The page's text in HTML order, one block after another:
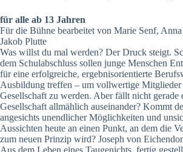
für alle ab 13 Jahren
Für die Bühne bearbeitet von Marie Senf,
Jakob Plutte
Was willst du mal werden? Der Druck steigt.
dem Schulabschluss sollen junge Menschen
für eine erfolgreiche, ergebnisorientierte
Ausbildung treffen – um vollwertige Mitglieder
Gesellschaft zu werden. Aber fällt nicht gerade
Gesellschaft allmählich auseinander? Kommt
angesichts unendlicher Möglichkeiten und
Aussichten heute an einen Punkt, an dem die
zum neuen Prinzip wird? Joseph von
Aus dem Leben eines Taugenichts, fertig